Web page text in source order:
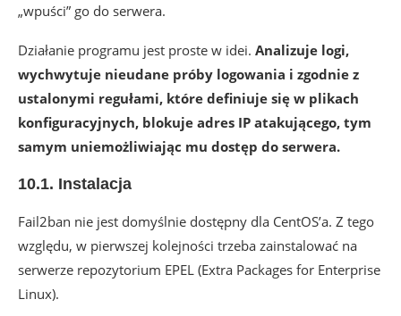
„wpuści” go do serwera.
Działanie programu jest proste w idei. Analizuje logi,
wychwytuje nieudane próby logowania i zgodnie z
ustalonymi regułami, które definiuje się w plikach
konfiguracyjnych, blokuje adres IP atakującego, tym
samym uniemożliwiając mu dostęp do serwera.
10.1. Instalacja
Fail2ban nie jest domyślnie dostępny dla CentOS’a. Z tego
względu, w pierwszej kolejności trzeba zainstalować na
serwerze repozytorium EPEL (Extra Packages for Enterprise
Linux).